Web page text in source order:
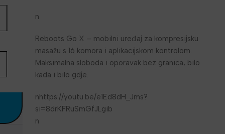
n
Reboots Go X – mobilni uređaj za kompresijsku
masažu s 16 komora i aplikacijskom kontrolom.
Maksimalna sloboda i oporavak bez granica, bilo
kada i bilo gdje.
nhttps://youtu.be/e1Ed8dH_Jms?
si=8drKFRuSmGfJLgib
n